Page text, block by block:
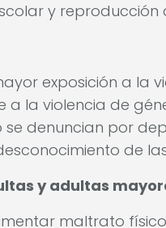
y
exposición a la
a la violencia de
se denuncian por
de
y adultas
maltrato